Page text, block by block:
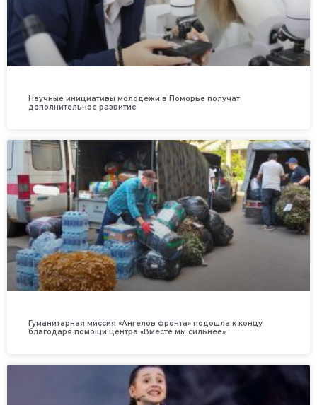
Научные инициативы молодежи в Поморье получат
дополнительное развитие
Гуманитарная миссия «Ангелов фронта» подошла к концу
благодаря помощи центра «Вместе мы сильнее»